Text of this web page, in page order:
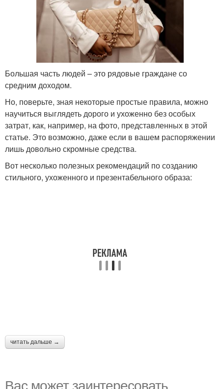
Большая часть людей – это рядовые граждане со
средним доходом.
Но, поверьте, зная некоторые простые правила, можно
научиться выглядеть дорого и ухоженно без особых
затрат, как, например, на фото, представленных в этой
статье. Это возможно, даже если в вашем распоряжении
лишь довольно скромные средства.
Вот несколько полезных рекомендаций по созданию
стильного, ухоженного и презентабельного образа:
читать дальше →
Вас может заинтересовать